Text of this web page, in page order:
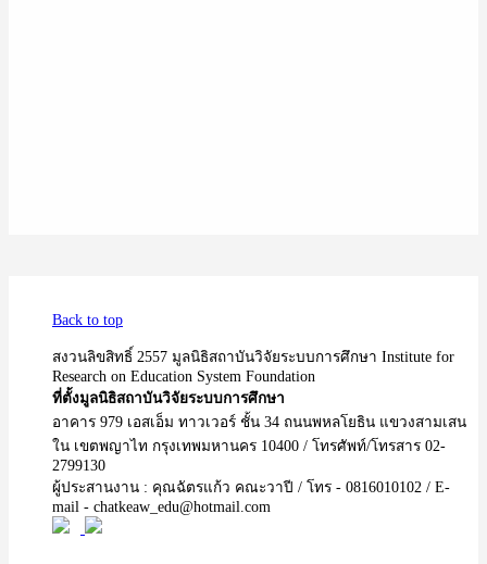
Back to top
สงวนลิขสิทธิ์ 2557 มูลนิธิสถาบันวิจัยระบบการศึกษา Institute for
Research on Education System Foundation
ที่ตั้งมูลนิธิสถาบันวิจัยระบบการศึกษา
อาคาร 979 เอสเอ็ม ทาวเวอร์ ชั้น 34 ถนนพหลโยธิน แขวงสามเสน
ใน เขตพญาไท กรุงเทพมหานคร 10400 / โทรศัพท์/โทรสาร 02-
2799130
ผู้ประสานงาน : คุณฉัตรแก้ว คณะวาปี / โทร - 0816010102 / E-
mail - chatkeaw_edu@hotmail.com